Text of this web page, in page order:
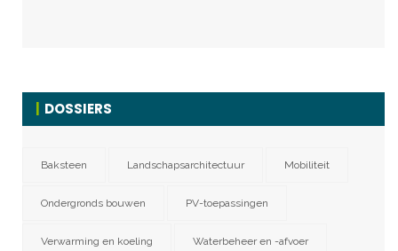
DOSSIERS
Baksteen Landschapsarchitectuur Mobiliteit
Ondergronds bouwen PV-toepassingen
Verwarming en koeling Waterbeheer en -afvoer